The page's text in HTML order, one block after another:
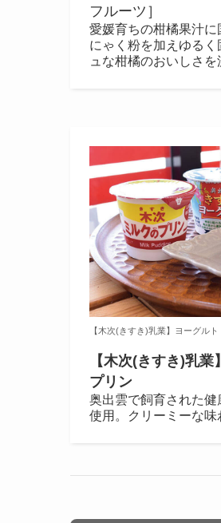
フルーツ］
愛媛育ちの柑橘果汁
にゃく粉を加えゆる
ュな柑橘のおいしさを
【木次(きすき)乳業】ヨーグル
【木次(きすき)乳
プリン
奥出雲で飼育された健
使用。クリーミーな味